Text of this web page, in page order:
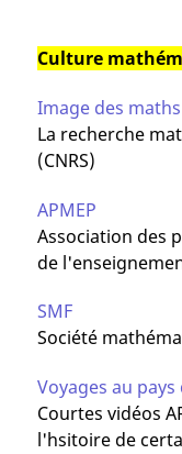
Culture
Image des maths
La recherche
(CNRS)
APMEP
Association des
de
SMF
Société
Voyages au
Courtes vidéos
l'hsitoire de